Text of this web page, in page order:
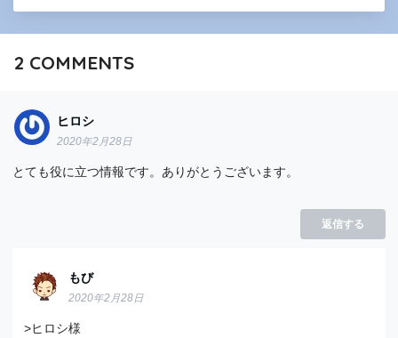
2 COMMENTS
ヒロシ
2020年2月28日
とても役に立つ情報です。ありがとうございます。
返信する
もび
2020年2月28日
>ヒロシ様